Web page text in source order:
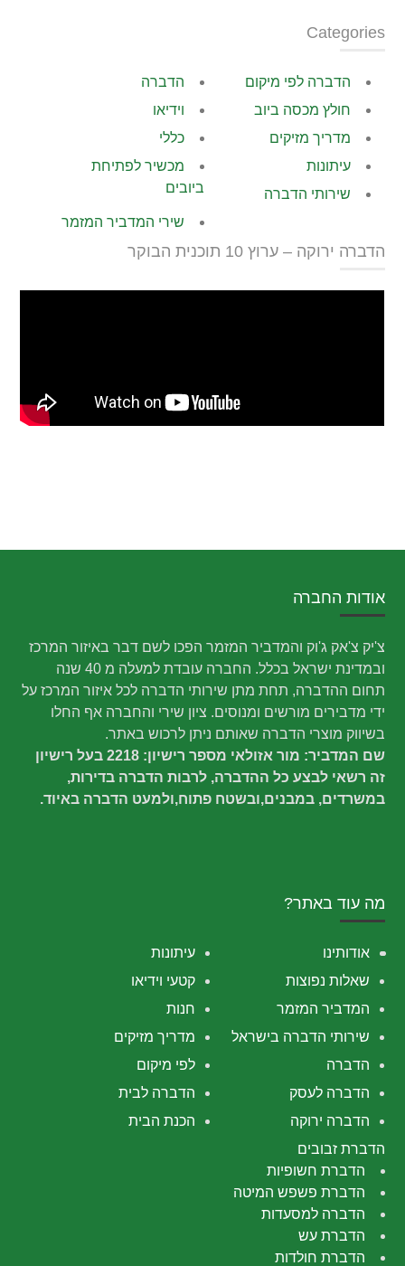
Categories
הדברה
הדברה לפי מיקום
וידיאו
חולץ מכסה ביוב
כללי
מדריך מזיקים
מכשיר לפתיחת
ביובים
עיתונות
שירותי הדברה
שירי המדביר המזמר
הדברה ירוקה – ערוץ 10 תוכנית הבוקר
אודות החברה
צ'יק צ'אק ג'וק והמדביר המזמר הפכו לשם דבר באיזור המרכז
ובמדינת ישראל בכלל. החברה עובדת למעלה מ 40 שנה
תחום ההדברה, תחת מתן שירותי הדברה לכל איזור המרכז על
ידי מדבירים מורשים ומנוסים. ציון שירי והחברה אף החלו
בשיווק מוצרי הדברה שאותם ניתן לרכוש באתר.
שם המדביר: מור אזולאי מספר רישיון: 2218 בעל רישיון
זה רשאי לבצע כל ההדברה, לרבות הדברה בדירות,
במשרדים, במבנים,ובשטח פתוח,ולמעט הדברה באיוד.
מה עוד באתר?
עיתונות
אודותינו
קטעי וידיאו
שאלות נפוצות
חנות
המדביר המזמר
מדריך מזיקים
שירותי הדברה בישראל
לפי מיקום
הדברה
הדברה לבית
הדברה לעסק
הכנת הבית
הדברה ירוקה
הדברת זבובים
הדברת חשופיות
הדברת פשפש המיטה
הדברה למסעדות
הדברת עש
הדברת חולדות